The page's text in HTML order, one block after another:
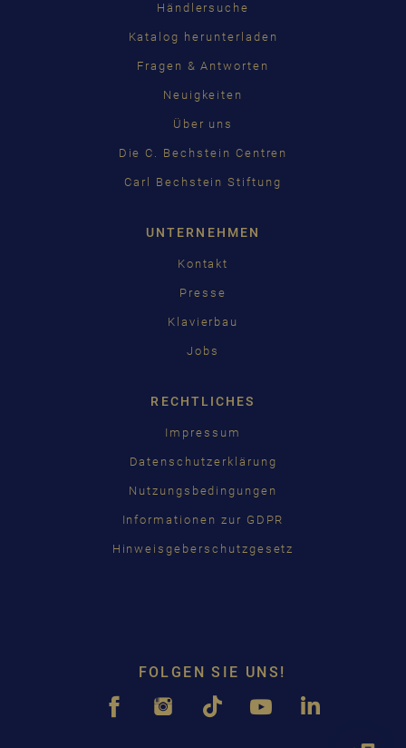
Händlersuche
Katalog herunterladen
Fragen & Antworten
Neuigkeiten
Über uns
Die C. Bechstein Centren
Carl Bechstein Stiftung
UNTERNEHMEN
Kontakt
Presse
Klavierbau
Jobs
RECHTLICHES
Impressum
Datenschutzerklärung
Nutzungsbedingungen
Informationen zur GDPR
Hinweisgeberschutzgesetz
FOLGEN SIE UNS!